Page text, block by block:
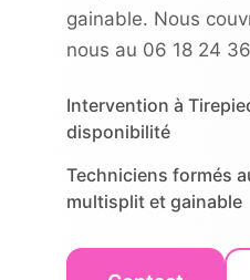
gainable. Nous
nous au 06 18 24
Intervention à
disponibilité
Techniciens formés
multisplit et gainable